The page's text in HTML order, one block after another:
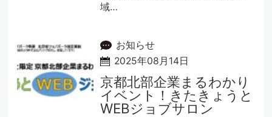
域…
お知らせ
2025年08月14日
京都北部企業まるわかり
イベント！きたきょうと
WEBジョブサロン